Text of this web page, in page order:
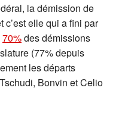
la démission de
c’est elle qui a fini par
70%des démissions
(77% depuis
les départs
Bonvin et Celio